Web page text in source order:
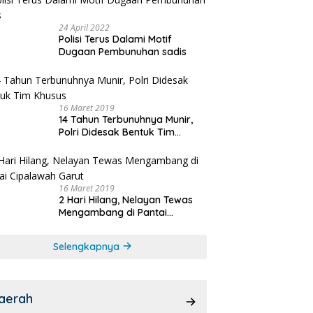
24 April 2022
Polisi Terus Dalami Motif
Dugaan Pembunuhan sadis
16 Maret 2019
14 Tahun Terbunuhnya Munir,
Polri Didesak Bentuk Tim
16 Maret 2019
2 Hari Hilang, Nelayan Tewas
Mengambang di Pantai
Selengkapnya